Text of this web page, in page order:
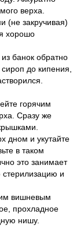
верха.
(не закручивая)
хорошо
банок обратно
до кипения,
горячим
Сразу же
дном и укутайте
в таком
это занимает
стерилизацию и
вишневым
прохладное
нишу.